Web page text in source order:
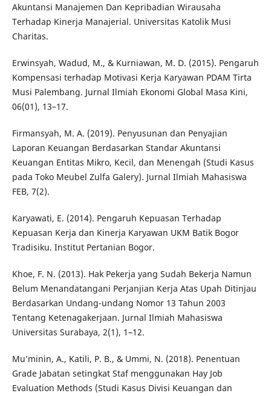
Akuntansi Manajemen Dan Kepribadian Wirausaha
Terhadap Kinerja Manajerial. Universitas Katolik Musi
Charitas.
Erwinsyah, Wadud, M., & Kurniawan, M. D. (2015). Pengaruh
Kompensasi terhadap Motivasi Kerja Karyawan PDAM Tirta
Musi Palembang. Jurnal Ilmiah Ekonomi Global Masa Kini,
06(01), 13–17.
Firmansyah, M. A. (2019). Penyusunan dan Penyajian
Laporan Keuangan Berdasarkan Standar Akuntansi
Keuangan Entitas Mikro, Kecil, dan Menengah (Studi Kasus
pada Toko Meubel Zulfa Galery). Jurnal Ilmiah Mahasiswa
FEB, 7(2).
Karyawati, E. (2014). Pengaruh Kepuasan Terhadap
Kepuasan Kerja dan Kinerja Karyawan UKM Batik Bogor
Tradisiku. Institut Pertanian Bogor.
Khoe, F. N. (2013). Hak Pekerja yang Sudah Bekerja Namun
Belum Menandatangani Perjanjian Kerja Atas Upah Ditinjau
Berdasarkan Undang-undang Nomor 13 Tahun 2003
Tentang Ketenagakerjaan. Jurnal Ilmiah Mahasiswa
Universitas Surabaya, 2(1), 1–12.
Mu’minin, A., Katili, P. B., & Ummi, N. (2018). Penentuan
Grade Jabatan setingkat Staf menggunakan Hay Job
Evaluation Methods (Studi Kasus Divisi Keuangan dan